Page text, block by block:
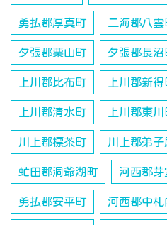
勇払郡厚真町 二海郡八雲
夕張郡栗山町 夕張郡長沼
上川郡比布町 上川郡新得
上川郡清水町 上川郡東川
川上郡標茶町 川上郡弟子
虻田郡洞爺湖町 河西郡芽
勇払郡安平町 河西郡中札